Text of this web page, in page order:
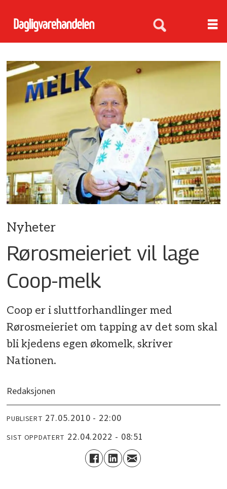
Nyheter
Rørosmeieriet vil lage
Coop-melk
Coop er i sluttforhandlinger med
Rørosmeieriet om tapping av det som skal
bli kjedens egen økomelk, skriver
Nationen.
Redaksjonen
PUBLISERT 27.05.2010 - 22:00
SIST OPPDATERT 22.04.2022 - 08:51